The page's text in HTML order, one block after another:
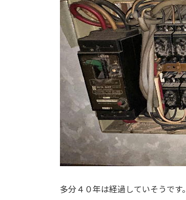
多分４０年は経過していそうです。